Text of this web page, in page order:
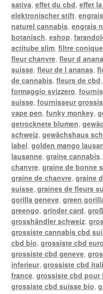
sativa, effet du cbd, effet
elektronischer stift,
naturel cannabis, engrais
botanisch, eshop,
actitube slim, filtre conique
fleur chanvre, fleur d
suisse, fleur de l ananas,
de cannabis, fleurs de cbd,
formaggio svizzero,
suisse, fournisseur
vape pen, funky monkey,
getrocknete blumen,
schweiz, gewächshaus
label, golden mango
lausanne, graine cannabis,
chanvre, graine de bonne
graine de chanvre, graine
suisse, graines de fleurs
gorilla geneve, green
greengo, grinder card,
grosshändler schweiz,
grossiste cannabis cbd
cbd bio, grossiste cbd
grossiste cbd geneve,
inferieur, grossiste cbd
france, grossiste cbd pour
grossiste cbd suisse bio,